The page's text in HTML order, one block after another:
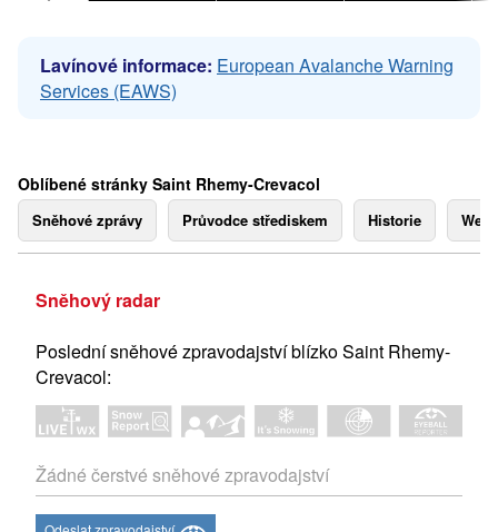
Lavínové informace: European Avalanche Warning
Services (EAWS)
Oblíbené stránky Saint Rhemy-Crevacol
Sněhové zprávy Průvodce střediskem Historie
Sněhový radar
Poslední sněhové zpravodajství blízko Saint Rhemy-
Crevacol:
Žádné čerstvé sněhové zpravodajství